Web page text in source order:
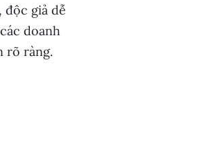
độc giả dễ
doanh
rõ ràng.